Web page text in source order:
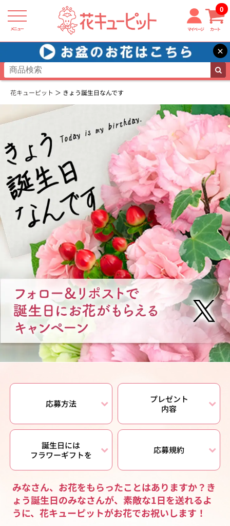
メニュー マイページ カート
0
×
花キューピット きょう誕生日なんです
応募方法
プレゼント
内容
誕生日には
フラワーギフトを
応募規約
みなさん、お花をもらったことはありますか？き
ょう誕生日のみなさんが、素敵な1日を送れるよ
うに、花キューピットがお花でお祝いします！